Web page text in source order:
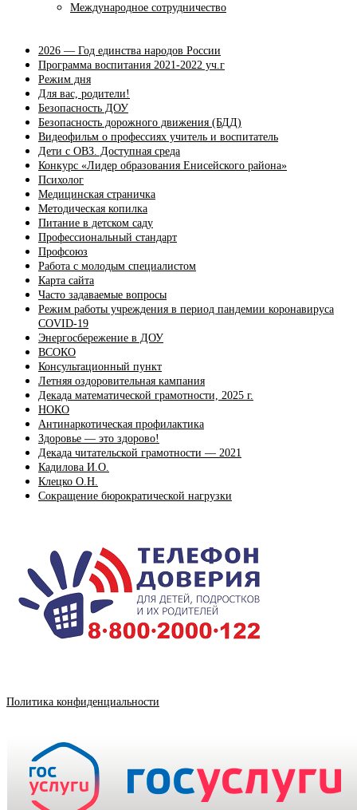
Международное сотрудничество
2026 — Год единства народов России
Программа воспитания 2021-2022 уч.г
Режим дня
Для вас, родители!
Безопасность ДОУ
Безопасность дорожного движения (БДД)
Видеофильм о профессиях учитель и воспитатель
Дети с ОВЗ. Доступная среда
Конкурс «Лидер образования Енисейского района»
Психолог
Медицинская страничка
Методическая копилка
Питание в детском саду
Профессиональный стандарт
Профсоюз
Работа с молодым специалистом
Карта сайта
Часто задаваемые вопросы
Режим работы учреждения в период пандемии коронавируса
COVID-19
Энергосбережение в ДОУ
ВСОКО
Консультационный пункт
Летняя оздоровительная кампания
Декада математической грамотности, 2025 г.
НОКО
Антинаркотическая профилактика
Здоровье — это здорово!
Декада читательской грамотности — 2021
Кадилова И.О.
Клецко О.Н.
Сокращение бюрократической нагрузки
Политика конфиденциальности